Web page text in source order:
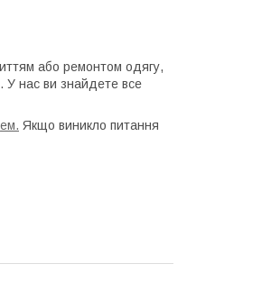
або ремонтом одягу,
У нас ви знайдете все
Якщо виникло питання